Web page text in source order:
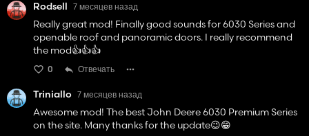
Rodsell 7 месяцев назад
Really great mod! Finally good sounds for 6030 Series and
openable roof and panoramic doors. I really recommend
the mod👍️👍️👍️
0 Отвечать
Triniallo 7 месяцев назад
Awesome mod! The best John Deere 6030 Premium Series
on the site. Many thanks for the update😉😁